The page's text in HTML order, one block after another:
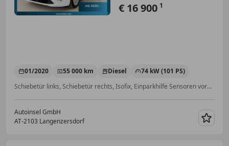
€ 16 900 1
01/2020 55 000 km Diesel
74 kW (101 PS)
Schiebetür links, Schiebetür rechts, Isofix, Einparkhilfe Sensoren vorne, Klimaanlage, Airbag hinten, Getönte Scheiben, Beifahrerairbag
Autoinsel GmbH
AT-2103 Langenzersdorf